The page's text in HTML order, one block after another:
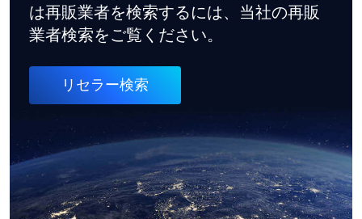
は再販業者を検索するには、当社の再販
業者検索をご覧ください。
リセラー検索